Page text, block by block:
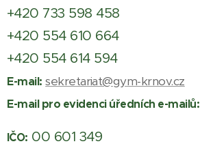
+420 733 598 458
+420 554 610 664
+420 554 614 594
E-mail: sekretariat@gym-krnov.cz
E-mail pro evidenci úředních e-mailů:
IČO: 00 601 349